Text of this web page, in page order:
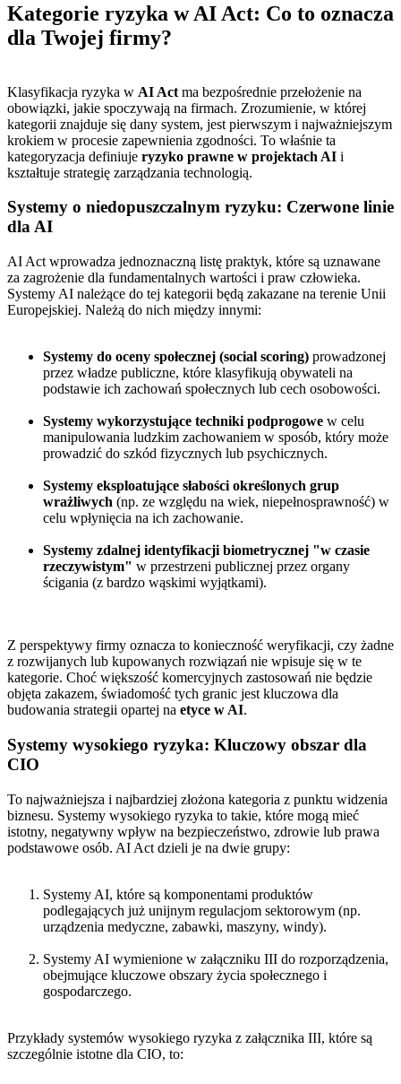
Kategorie ryzyka w AI Act: Co to oznacza
dla Twojej firmy?
Klasyfikacja ryzyka w AI Act ma bezpośrednie przełożenie na
obowiązki, jakie spoczywają na firmach. Zrozumienie, w której
kategorii znajduje się dany system, jest pierwszym i najważniejszym
krokiem w procesie zapewnienia zgodności. To właśnie ta
kategoryzacja definiuje ryzyko prawne w projektach AI i
kształtuje strategię zarządzania technologią.
Systemy o niedopuszczalnym ryzyku: Czerwone linie
dla AI
AI Act wprowadza jednoznaczną listę praktyk, które są uznawane
za zagrożenie dla fundamentalnych wartości i praw człowieka.
Systemy AI należące do tej kategorii będą zakazane na terenie Unii
Europejskiej. Należą do nich między innymi:
Systemy do oceny społecznej (social scoring) prowadzonej
przez władze publiczne, które klasyfikują obywateli na
podstawie ich zachowań społecznych lub cech osobowości.
Systemy wykorzystujące techniki podprogowe w celu
manipulowania ludzkim zachowaniem w sposób, który może
prowadzić do szkód fizycznych lub psychicznych.
Systemy eksploatujące słabości określonych grup
wrażliwych (np. ze względu na wiek, niepełnosprawność) w
celu wpłynięcia na ich zachowanie.
Systemy zdalnej identyfikacji biometrycznej "w czasie
rzeczywistym" w przestrzeni publicznej przez organy
ścigania (z bardzo wąskimi wyjątkami).
Z perspektywy firmy oznacza to konieczność weryfikacji, czy żadne
z rozwijanych lub kupowanych rozwiązań nie wpisuje się w te
kategorie. Choć większość komercyjnych zastosowań nie będzie
objęta zakazem, świadomość tych granic jest kluczowa dla
budowania strategii opartej na etyce w AI.
Systemy wysokiego ryzyka: Kluczowy obszar dla
CIO
To najważniejsza i najbardziej złożona kategoria z punktu widzenia
biznesu. Systemy wysokiego ryzyka to takie, które mogą mieć
istotny, negatywny wpływ na bezpieczeństwo, zdrowie lub prawa
podstawowe osób. AI Act dzieli je na dwie grupy:
Systemy AI, które są komponentami produktów
podlegających już unijnym regulacjom sektorowym (np.
urządzenia medyczne, zabawki, maszyny, windy).
Systemy AI wymienione w załączniku III do rozporządzenia,
obejmujące kluczowe obszary życia społecznego i
gospodarczego.
Przykłady systemów wysokiego ryzyka z załącznika III, które są
szczególnie istotne dla CIO, to: